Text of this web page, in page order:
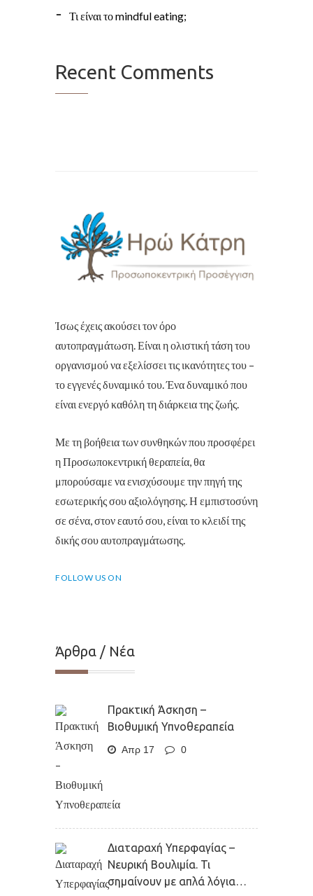
Τι είναι το mindful eating;
Recent Comments
Ίσως έχεις ακούσει τον όρο
αυτοπραγμάτωση. Είναι η ολιστική τάση του
οργανισμού να εξελίσσει τις ικανότητες του –
το εγγενές δυναμικό του. Ένα δυναμικό που
είναι ενεργό καθόλη τη διάρκεια της ζωής.
Με τη βοήθεια των συνθηκών που προσφέρει
η Προσωποκεντρική θεραπεία, θα
μπορούσαμε να ενισχύσουμε την πηγή της
εσωτερικής σου αξιολόγησης. Η εμπιστοσύνη
σε σένα, στον εαυτό σου, είναι το κλειδί της
δικής σου αυτοπραγμάτωσης.
FOLLOW US ON
Άρθρα / Νέα
Πρακτική Άσκηση –
Βιοθυμική Υπνοθεραπεία
Απρ 17 0
Διαταραχή Υπερφαγίας –
Νευρική Βουλιμία. Τι
σημαίνουν με απλά λόγια…